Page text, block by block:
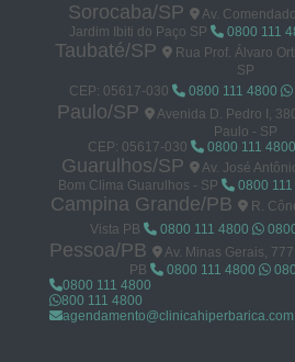
Sorocaba/SP
Av.
Jardim Ibiti do Paço SP
0800 111
Taubaté/SP
Rua Prof. Álvaro
SP
CEP: 05617-030
0800 111 4800
Paulo/SP
Avenida D. Pedro I,
Paulo - SP
CEP: 05617-030
0800 111 4800
Guarulhos/SP
Av. José
Bom Clima Guarulhos - SP
0800 111
Campina Grande/PB
R.
Vista PB
0800 111 4800
Pessoa/PB
Av. Minas Gerais,
PB
0800 111 4800
0800 111 4800
800 111 4800